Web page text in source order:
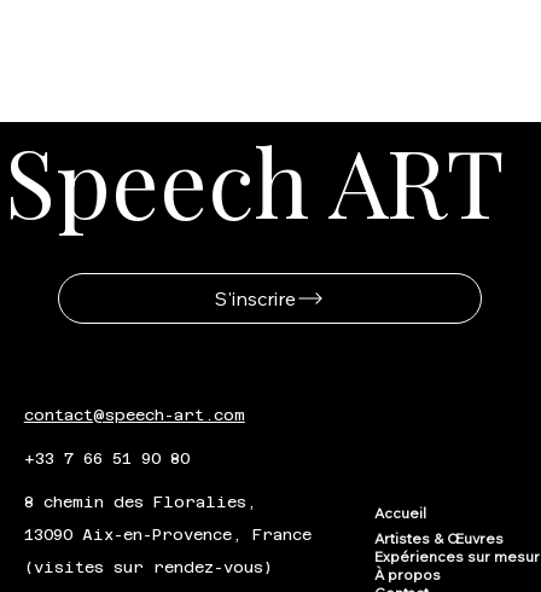
Speech ART
contact@speech-art.com
+33 7 66 51 90 80
8 chemin des Floralies,
13090 Aix-en-Provence, France
(visites sur rendez-vous)
Accueil
Artistes & Œuvres
Expériences sur
À propos
S'inscrire